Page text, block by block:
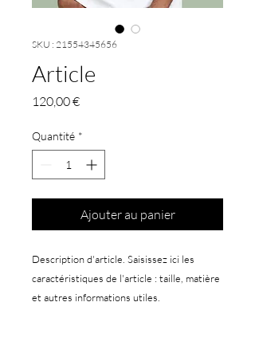
SKU : 21554345656
Article
120,00 €Prix
Quantité *
Ajouter au panier
Description d'article. Saisissez ici les
caractéristiques de l'article : taille, matière
et autres informations utiles.